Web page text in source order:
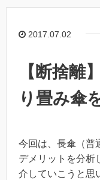
2017.07.02
【断捨離
り畳み傘
今回は、長傘（普
デメリットを分析
介していこうと思